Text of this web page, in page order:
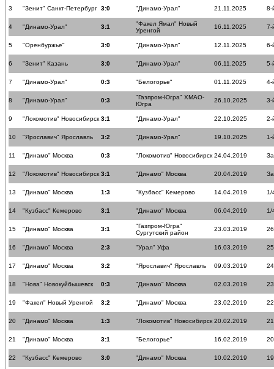
3 "Зенит" Санкт-Петербург 3:0 "Динамо-Урал" 21.11.2025 8-
4 "Динамо-Урал" 3:1
"Факел Ямал" Новый
Уренгой
16.11.2025 7-
5 "Оренбуржье" 3:0 "Динамо-Урал" 12.11.2025 6-
6 "Зенит" Казань 3:0 "Динамо-Урал" 06.11.2025 5-
7 "Динамо-Урал" 0:3 "Белогорье" 01.11.2025 4-
8 "Динамо-Урал" 0:3
"Газпром-Югра" ХМАО-
Югра
26.10.2025 3-
9 "Локомотив" Новосибирск 3:1 "Динамо-Урал" 22.10.2025 2-
10 "Ярославич" Ярославль 3:2 "Динамо-Урал" 19.10.2025 1-
11 "Динамо" Москва 0:3 "Локомотив" Новосибирск 24.04.2019
12 "Локомотив" Новосибирск 3:1 "Динамо" Москва 20.04.2019
13 "Динамо" Москва 1:3 "Кузбасс" Кемерово 14.04.2019 1/
14 "Кузбасс" Кемерово 3:1 "Динамо" Москва 06.04.2019 1/
15 "Динамо" Москва 3:1
"Газпром-Югра"
Сургутский район
23.03.2019
16 "Динамо" Москва 2:3 "Урал" Уфа 16.03.2019
17 "Динамо" Москва 3:2 "Ярославич" Ярославль 09.03.2019
18 "Нова" Новокуйбышевск 0:3 "Динамо" Москва 02.03.2019
19 "Факел" Новый Уренгой 3:2 "Динамо" Москва 23.02.2019
20 "Динамо" Москва 1:3 "Локомотив" Новосибирск 20.02.2019
21 "Динамо" Москва 3:1 "Белогорье" 16.02.2019
22 "Кузбасс" Кемерово 3:0 "Динамо" Москва 10.02.2019